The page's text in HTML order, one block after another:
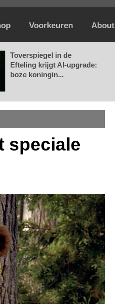
Voorkeuren About
Toverspiegel in de
Efteling krijgt AI-upgrade:
boze koningin...
speciale